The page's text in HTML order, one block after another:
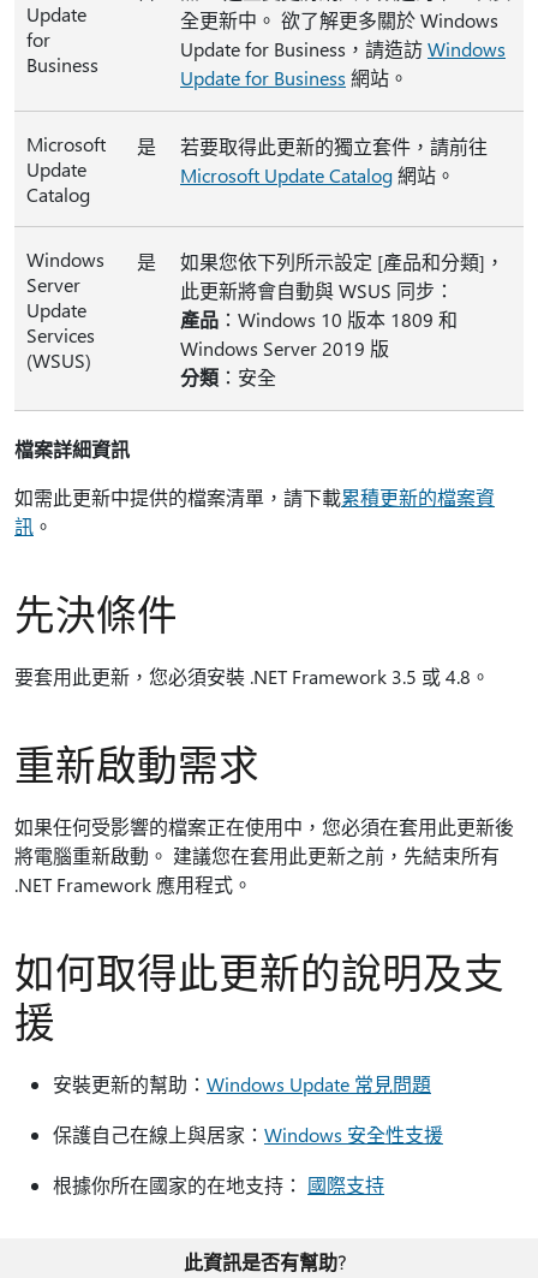
Update
for
Business
全更新中。 欲了解更多關於 Windows
Update for Business，請造訪Windows
Update for Business 網站。
Microsoft
Update
Catalog
是
若要取得此更新的獨立套件，請前往
Microsoft Update Catalog網站。
Windows
Server
Update
Services
(WSUS)
是
如果您依下列所示設定 [產品和分類]，
此更新將會自動與 WSUS 同步：
產品 ：Windows 10 版本 1809 和
Windows Server 2019 版
分類 ：安全
檔案詳細資訊
如需此更新中提供的檔案清單，請下載累積更新的檔案資
訊 。
先決條件
要套用此更新，您必須安裝 .NET Framework 3.5 或 4.8。
重新啟動需求
如果任何受影響的檔案正在使用中，您必須在套用此更新後
將電腦重新啟動。 建議您在套用此更新之前，先結束所有
.NET Framework 應用程式。
如何取得此更新的說明及支
援
安裝更新的幫助： Windows Update 常見問題
保護自己在線上與居家： Windows 安全性支援
根據你所在國家的在地支持： 國際支持
此資訊是否有幫助?